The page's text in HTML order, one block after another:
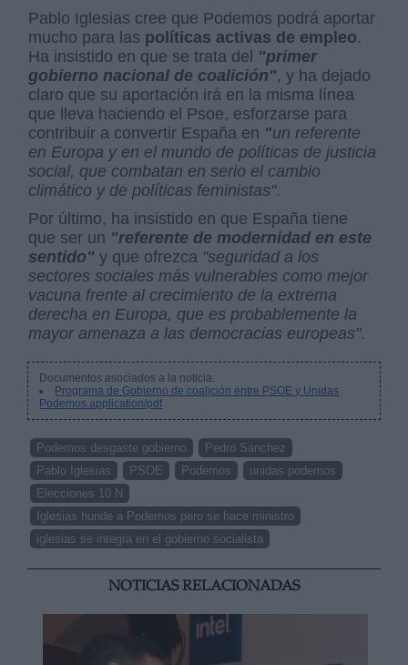
Pablo Iglesias cree que Podemos podrá aportar
mucho para las políticas activas de empleo.
Ha insistido en que se trata del "primer
gobierno nacional de coalición", y ha dejado
claro que su aportación irá en la misma línea
que lleva haciendo el Psoe, esforzarse para
contribuir a convertir España en "un referente
en Europa y en el mundo de políticas de justicia
social, que combatan en serio el cambio
climático y de políticas feministas".
Por último, ha insistido en que España tiene
que ser un "referente de modernidad en este
sentido" y que ofrezca "seguridad a los
sectores sociales más vulnerables como mejor
vacuna frente al crecimiento de la extrema
derecha en Europa, que es probablemente la
mayor amenaza a las democracias europeas".
Documentos asociados a la noticia:
Programa de Gobierno de coalición entre PSOE y Unidas
Podemos.application/pdf
Podemos desgaste gobierno
Pedro Sánchez
Pablo Iglesias
PSOE Podemos
unidas podemos
Elecciones 10 N
Iglesias hunde a Podemos pero se hace ministro
iglesias se integra en el gobierno socialista
NOTICIAS RELACIONADAS